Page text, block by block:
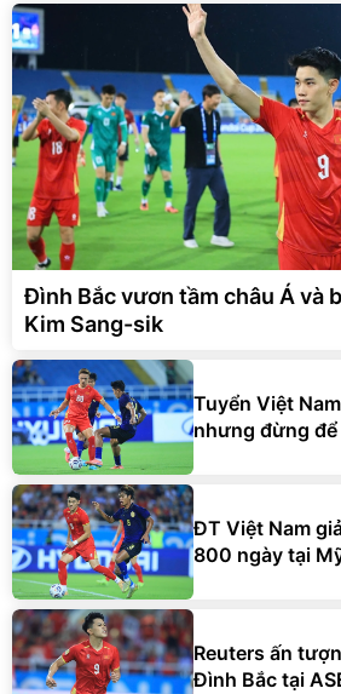
Đình Bắc vươn tầm châu Á và
Kim Sang-sik
Tuyển Việt
nhưng đừng
ĐT Việt Nam
800 ngày tại
Reuters ấn
Đình Bắc tại